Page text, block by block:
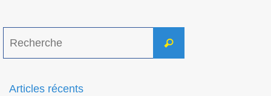
Recherche
Articles récents